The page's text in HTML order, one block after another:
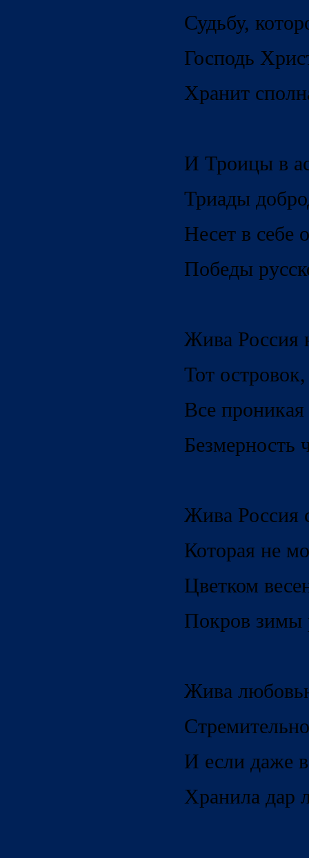
Судьбу,
Господь
Хранит
И Троицы в
Триады
Несет в себе
Победы
Жива Россия
Тот
Все
Безмерность
Жива Россия
Которая не
Цветком
Покров зимы
Жива
И если даже
Хранила дар